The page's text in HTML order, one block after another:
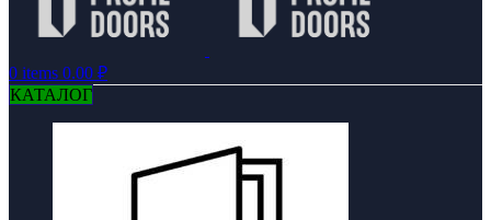
0 items 0.00 ₽
КАТАЛОГ